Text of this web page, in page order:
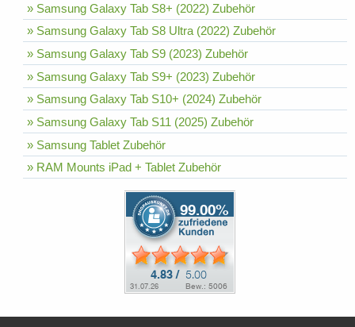
» Samsung Galaxy Tab S8+ (2022) Zubehör
» Samsung Galaxy Tab S8 Ultra (2022) Zubehör
» Samsung Galaxy Tab S9 (2023) Zubehör
» Samsung Galaxy Tab S9+ (2023) Zubehör
» Samsung Galaxy Tab S10+ (2024) Zubehör
» Samsung Galaxy Tab S11 (2025) Zubehör
» Samsung Tablet Zubehör
» RAM Mounts iPad + Tablet Zubehör